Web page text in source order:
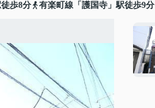
歩8分 有楽町線「護国寺」駅徒歩9分